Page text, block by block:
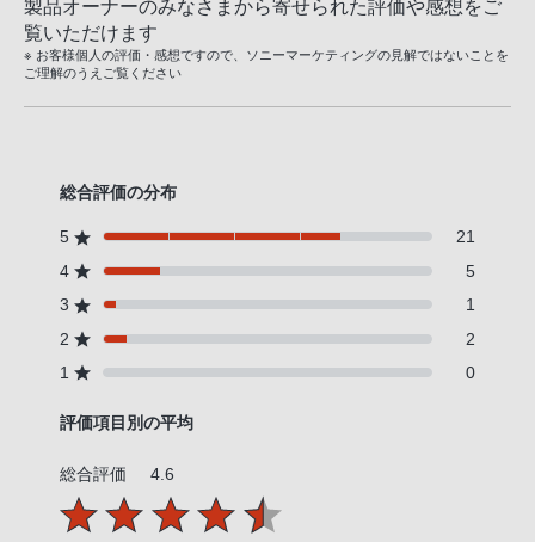
製品オーナーのみなさまから寄せられた評価や感想をご
覧いただけます
※ お客様個人の評価・感想ですので、ソニーマーケティングの見解ではないことを
ご理解のうえご覧ください
総合評価の分布
5
21
4
5
3
1
2
2
1
0
評価項目別の平均
総合評価 4.6